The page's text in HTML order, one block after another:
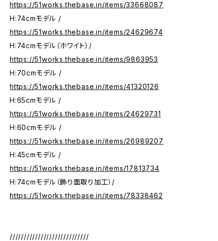
https://51works.thebase.in/items/33668087
H:74cmモデル /
https://51works.thebase.in/items/24629674
H:74cmモデル（ホワイト）/
https://51works.thebase.in/items/9863953
H:70cmモデル /
https://51works.thebase.in/items/41320126
H:65cmモデル /
https://51works.thebase.in/items/24629731
H:60cmモデル /
https://51works.thebase.in/items/26989207
H:45cmモデル /
https://51works.thebase.in/items/17813734
H:74cmモデル（飾り面取り加工）/
https://51works.thebase.in/items/78338462
////////////////////////////